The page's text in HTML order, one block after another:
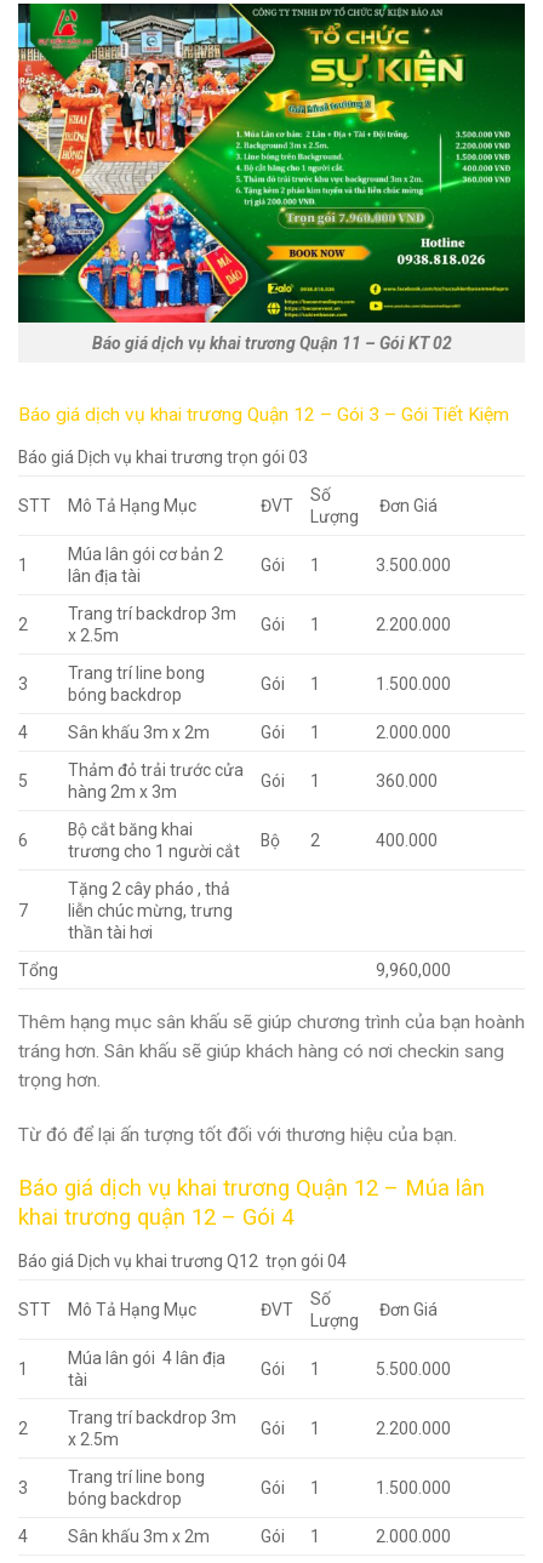
Báo giá dịch vụ khai trương Quận 11 – Gói KT 02
Báo giá dịch vụ khai trương Quận 12 – Gói 3 – Gói Tiết Kiệm
Báo giá Dịch vụ khai trương trọn gói 03
STT Mô Tả Hạng Mục ĐVT
Số
Lượng
Đơn Giá
1
Múa lân gói cơ bản 2
lân địa tài
Gói 1 3.500.000
2
Trang trí backdrop 3m
x 2.5m
Gói 1 2.200.000
3
Trang trí line bong
bóng backdrop
Gói 1 1.500.000
4 Sân khấu 3m x 2m Gói 1 2.000.000
5
Thảm đỏ trải trước cửa
hàng 2m x 3m
Gói 1 360.000
6
Bộ cắt băng khai
trương cho 1 người cắt
Bộ 2 400.000
7
Tặng 2 cây pháo , thả
liễn chúc mừng, trưng
thần tài hơi
Tổng
9,960,000
Thêm hạng mục sân khấu sẽ giúp chương trình của bạn hoành
tráng hơn. Sân khấu sẽ giúp khách hàng có nơi checkin sang
trọng hơn.
Từ đó để lại ấn tượng tốt đối với thương hiệu của bạn.
Báo giá dịch vụ khai trương Quận 12 – Múa lân
khai trương quận 12 – Gói 4
Báo giá Dịch vụ khai trương Q12 trọn gói 04
STT Mô Tả Hạng Mục ĐVT
Số
Lượng
Đơn Giá
1
Múa lân gói 4 lân địa
tài
Gói 1 5.500.000
2
Trang trí backdrop 3m
x 2.5m
Gói 1 2.200.000
3
Trang trí line bong
bóng backdrop
Gói 1 1.500.000
4 Sân khấu 3m x 2m Gói 1 2.000.000